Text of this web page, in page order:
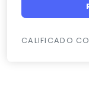
CALIFICADO